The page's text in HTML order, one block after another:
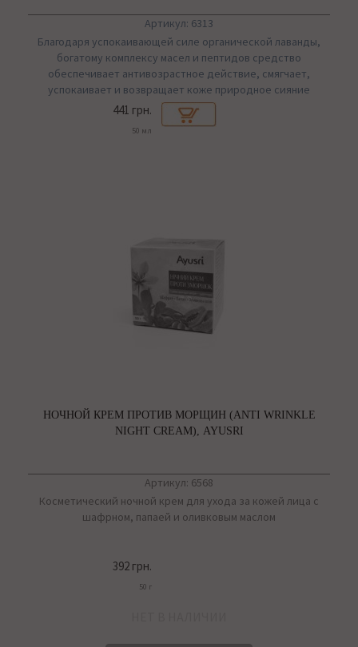
Артикул: 6313
Благодаря успокаивающей силе органической лаванды,
богатому комплексу масел и пептидов средство
обеспечивает антивозрастное действие, смягчает,
успокаивает и возвращает коже природное сияние
441 грн.
50 мл
НОЧНОЙ КРЕМ ПРОТИВ МОРЩИН (ANTI WRINKLE
NIGHT CREAM), AYUSRI
Артикул: 6568
Косметический ночной крем для ухода за кожей лица с
шафрном, папаей и оливковым маслом
392 грн.
50 г